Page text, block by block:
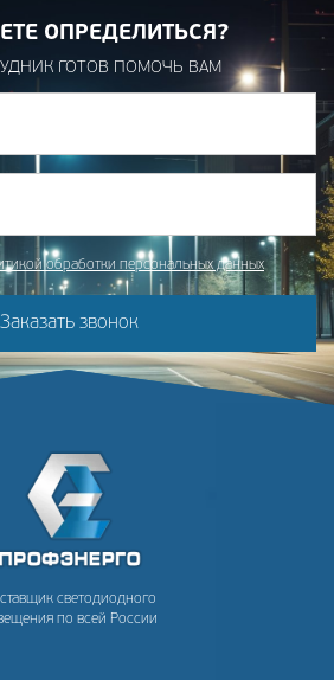
ОПРЕДЕЛИТЬСЯ?
ГОТОВ ПОМОЧЬ ВАМ
обработки персональных данных
Заказать звонок
светодиодного
по всей России